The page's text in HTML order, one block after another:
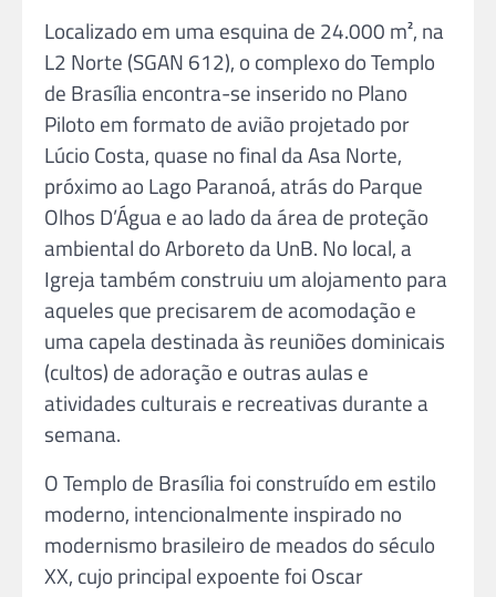
Localizado em uma esquina de 24.000 m², na
L2 Norte (SGAN 612), o complexo do Templo
de Brasília encontra-se inserido no Plano
Piloto em formato de avião projetado por
Lúcio Costa, quase no final da Asa Norte,
próximo ao Lago Paranoá, atrás do Parque
Olhos D’Água e ao lado da área de proteção
ambiental do Arboreto da UnB. No local, a
Igreja também construiu um alojamento para
aqueles que precisarem de acomodação e
uma capela destinada às reuniões dominicais
(cultos) de adoração e outras aulas e
atividades culturais e recreativas durante a
semana.
O Templo de Brasília foi construído em estilo
moderno, intencionalmente inspirado no
modernismo brasileiro de meados do século
XX, cujo principal expoente foi Oscar